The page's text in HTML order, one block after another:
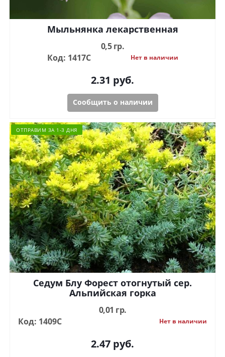
Мыльнянка лекарственная
0,5 гр.
Код: 1417С
Нет в наличии
2.31 руб.
Сообщить о наличии
ОТПРАВИМ ЗА 1-3 ДНЯ
Седум Блу Форест отогнутый сер.
Альпийская горка
0,01 гр.
Код: 1409С
Нет в наличии
2.47 руб.